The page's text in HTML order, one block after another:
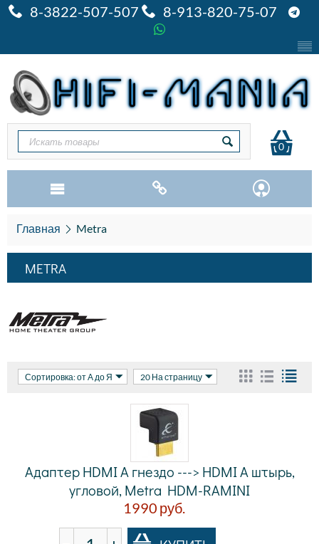
8-3822-507-507 8-913-820-75-07
0
Главная Metra
METRA
Сортировка: от А до Я 20 На страницу
Адаптер HDMI A гнездо ---> HDMI A штырь,
угловой, Metra HDM-RAMINI
1990 руб.